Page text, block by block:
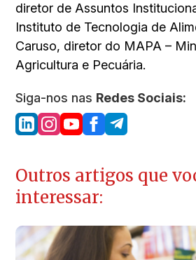
diretor de Assuntos
Instituto de Tecnologia de
Caruso, diretor do MAPA –
Agricultura e Pecuária.
Siga-nos nas Redes Sociais:
Outros artigos que
interessar: